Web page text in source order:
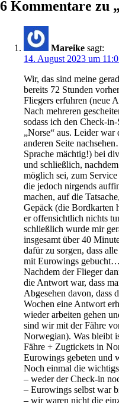
6 Kommentare zu
Mareike sagt:
14. August 2023 um
Wir, das sind meine
bereits 72 Stunden
Fliegers erfuhren (neue
Nach mehreren
sodass ich den Check-
„Norse“ aus. Leider war
anderen Seite
Sprache mächtig!) bei
und schließlich,
möglich sei, zum
die jedoch nirgends
machen, auf die
Gepäck (die Bordkarten
er offensichtlich nichts
schließlich wurde mir
insgesamt über 40
dafür zu sorgen, dass
mit Eurowings gebucht…
Nachdem der Flieger
die Antwort war, dass
Abgesehen davon, dass
Wochen eine Antwort
wieder arbeiten gehen
sind wir mit der Fähre
Norwegian). Was bleibt
Fähre + Zugtickets in
Eurowings gebeten und
Noch einmal die
– weder der Check-in
– Eurowings selbst war
– wir waren nicht die